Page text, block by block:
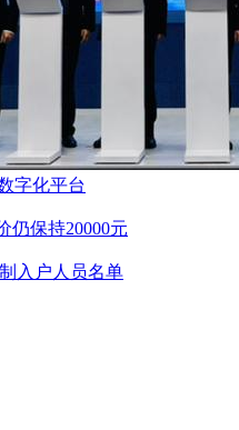
字化平台
仍保持20000元
入户人员名单